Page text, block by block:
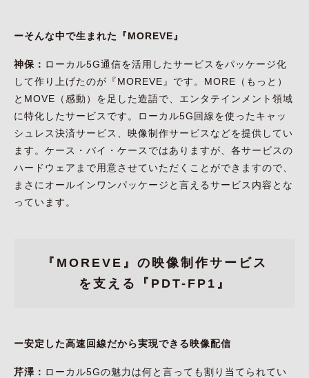
ーそんな中で生まれた『MOREVE』
神保： ローカル5G通信を活用したサービスをパッケージ化
して作り上げたのが『MOREVE』です。MORE（もっと）
とMOVE（感動）を足した造語で、エンタテインメント領域
に特化したサービスです。ローカル5G回線を使ったキャッ
シュレス決済サービス、映像制作サービスなどを提供してい
ます。ケース・バイ・ケースではありますが、各サービスの
ハードウェアまで用意させていただくことができますので、
まさにオールインワンパッケージと言えるサービス内容とな
っています。
『MOREVE』の映像制作サービス
を支える『PDT-FP1』
ー安定した高速回線だから実現できる映像配信
芹澤： ローカル5Gの魅力は何と言っても割り当てられてい